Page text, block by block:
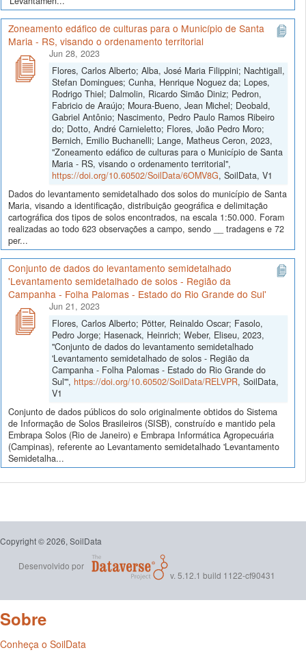
Zoneamento edáfico de culturas para o Município de Santa
Maria - RS, visando o ordenamento territorial
Jun 28, 2023
Flores, Carlos Alberto; Alba, José Maria Filippini; Nachtigall,
Stefan Domingues; Cunha, Henrique Noguez da; Lopes,
Rodrigo Thiel; Dalmolin, Ricardo Simão Diniz; Pedron,
Fabricio de Araújo; Moura-Bueno, Jean Michel; Deobald,
Gabriel Antônio; Nascimento, Pedro Paulo Ramos Ribeiro
do; Dotto, André Carnieletto; Flores, João Pedro Moro;
Bernich, Emilio Buchanelli; Lange, Matheus Ceron, 2023,
"Zoneamento edáfico de culturas para o Município de Santa
Maria - RS, visando o ordenamento territorial",
https://doi.org/10.60502/SoilData/6OMV8G, SoilData, V1
Dados do levantamento semidetalhado dos solos do município de Santa
Maria, visando a identificação, distribuição geográfica e delimitação
cartográfica dos tipos de solos encontrados, na escala 1:50.000. Foram
realizadas ao todo 623 observações a campo, sendo __ tradagens e 72
per...
Conjunto de dados do levantamento semidetalhado
'Levantamento semidetalhado de solos - Região da
Campanha - Folha Palomas - Estado do Rio Grande do Sul'
Jun 21, 2023
Flores, Carlos Alberto; Pötter, Reinaldo Oscar; Fasolo,
Pedro Jorge; Hasenack, Heinrich; Weber, Eliseu, 2023,
"Conjunto de dados do levantamento semidetalhado
'Levantamento semidetalhado de solos - Região da
Campanha - Folha Palomas - Estado do Rio Grande do
Sul'", https://doi.org/10.60502/SoilData/RELVPR, SoilData,
V1
Conjunto de dados públicos do solo originalmente obtidos do Sistema
de Informação de Solos Brasileiros (SISB), construído e mantido pela
Embrapa Solos (Rio de Janeiro) e Embrapa Informática Agropecuária
(Campinas), referente ao Levantamento semidetalhado 'Levantamento
Semidetalha...
Copyright © 2026, SoilData
Desenvolvido por
v. 5.12.1 build 1122-cf90431
Sobre
Conheça o SoilData